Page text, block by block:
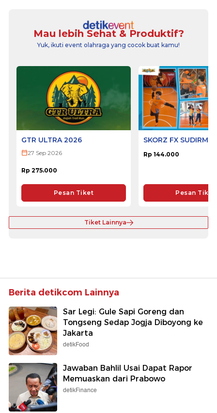
Mau lebih Sehat & Produktif?
Yuk, ikuti event olahraga yang cocok buat kamu!
GTR ULTRA 2026
27 Sep 2026
Rp 275.000
Pesan Tiket
SKORZ FX
Rp 144.000
Pesan Tiket
Tiket Lainnya
Berita detikcom Lainnya
Sar Legi: Gule Sapi Goreng dan
Tongseng Sedap Jogja Diboyong ke
Jakarta
detikFood
Jawaban Bahlil Usai Dapat Rapor
Memuaskan dari Prabowo
detikFinance